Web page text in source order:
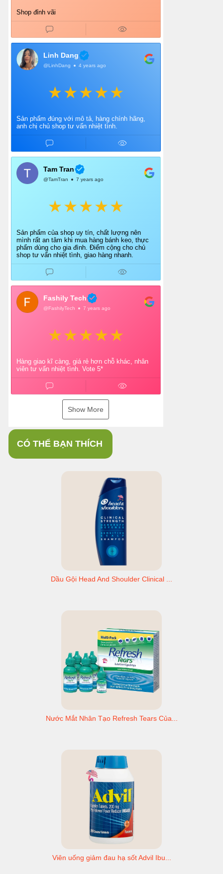
Shop đỉnh vãi
Linh Dang
@LinhDang 4 years ago
Sản phẩm đúng với mô tả, hàng chính hãng,
anh chị chủ shop tư vấn nhiệt tình.
Tam Tran
@TamTran 7 years ago
Sản phẩm của shop uy tín, chất lượng nên
mình rất an tâm khi mua hàng bánh keo, thực
phẩm dùng cho gia đình. Điểm cộng cho chủ
shop tư vấn nhiệt tình, giao hàng nhanh.
Fashily Tech
@FashilyTech 7 years ago
Hàng giao kĩ càng, giá rẻ hơn chỗ khác, nhân
viên tư vấn nhiệt tình. Vote 5*
Show More
CÓ THỂ BẠN THÍCH
Dầu Gội Head And Shoulder Clinical ...
Nước Mắt Nhân Tạo Refresh Tears Của...
Viên uống giảm đau hạ sốt Advil Ibu...